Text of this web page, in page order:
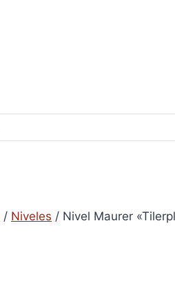
/ Niveles / Nivel Maurer